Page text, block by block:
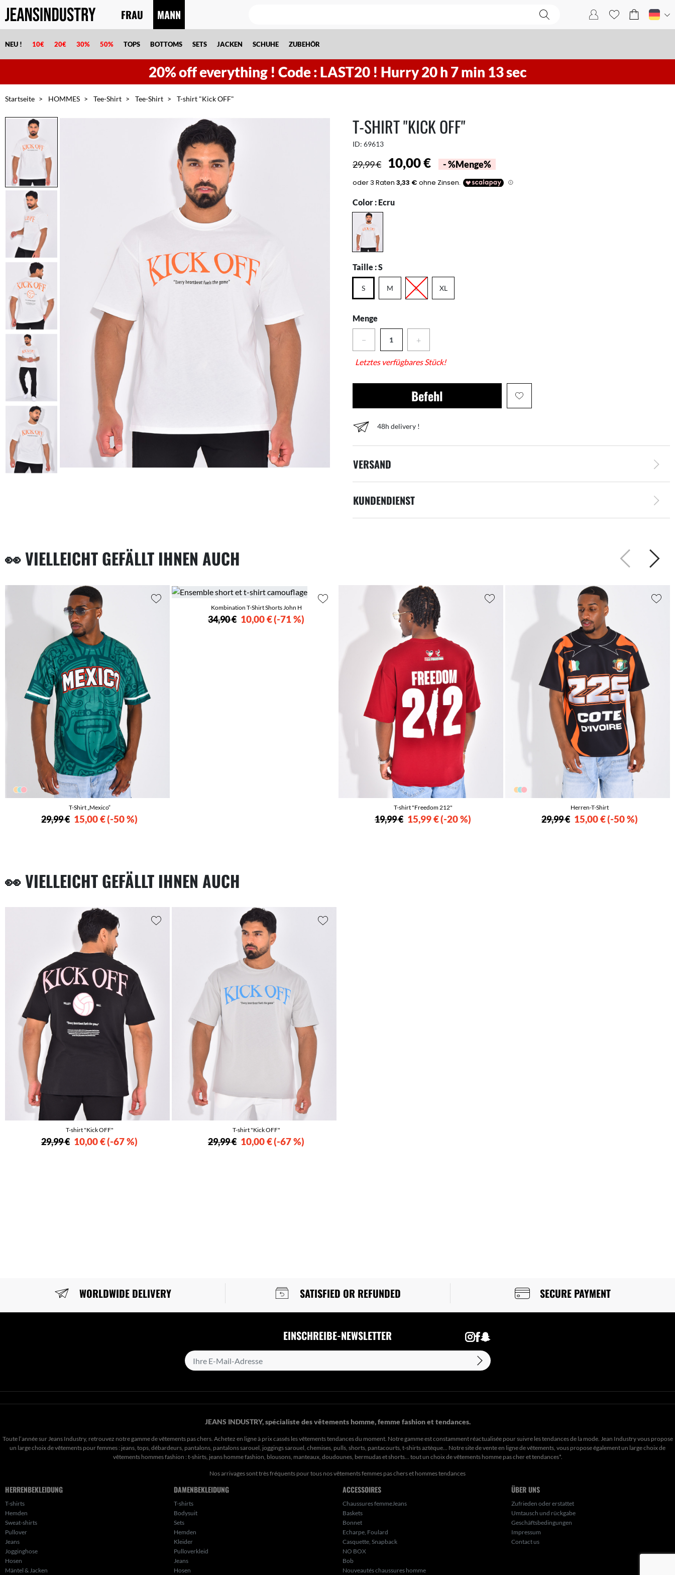
20% off everything ! Code : LAST20 ! Hurry20h 7min 12sec
FRAU MANN
NEU ! 10€ 20€ 30% 50% TOPS BOTTOMS SETS JACKEN SCHUHE ZUBEHÖR
Startseite HOMMES Tee-Shirt Tee-Shirt T-shirt "Kick OFF"
T-SHIRT "KICK OFF"
ID: 69613
29,99 € 10,00 € - %Menge%
Color : Ecru
Taille :S
S M L XL
Menge
− +
Letztes verfügbares Stück!
Befehl
48h delivery !
VERSAND
KUNDENDIENST
👀 VIELLEICHT GEFÄLLT IHNEN AUCH Zurück
T-Shirt „Mexico“
29,99 € 15,00 € -50 %
Kombination T-Shirt Shorts John H
34,90 € 10,00 € -71 %
T-shirt "Freedom 212"
19,99 € 15,99 € -20 %
Herren-T-Shirt
29,99 € 15,00 € -50 %
👀 VIELLEICHT GEFÄLLT IHNEN AUCH
T-shirt "Kick OFF"
29,99 € 10,00 € -67 %
T-shirt "Kick OFF"
29,99 € 10,00 € -67 %
WORLDWIDE DELIVERY SATISFIED OR REFUNDED SECURE PAYMENT
EINSCHREIBE-NEWSLETTER
JEANS INDUSTRY, spécialiste des vêtements homme, femme fashion et tendances.
Toute l’année sur Jeans Industry, retrouvez notre gamme de vêtements pas chers. Achetez en ligne à prix cassés les vêtements tendances du moment. Notre gamme est constamment réactualisée pour suivre les tendances de la mode. Jean Industry vous propose
un large choix de vêtements pour femmes : jeans, tops, débardeurs, pantalons, pantalons sarouel, joggings sarouel, chemises, pulls, shorts, pantacourts, t-shirts aztèque... Notre site de vente en ligne de vêtements, vous propose également un large choix de
vêtements hommes fashion : t-shirts, jeans homme fashion, blousons, manteaux, doudounes, bermudas et shorts… tout un choix devêtements homme pas cher et tendances*.
Nos arrivages sont très fréquents pour tous nosvêtements femmes pas cherset hommes tendances
HERRENBEKLEIDUNG
T-shirts
Hemden
Sweat-shirts
Pullover
Jeans
Jogginghose
Hosen
Mäntel & Jacken
DAMENBEKLEIDUNG
T-shirts
Bodysuit
Sets
Hemden
Kleider
Pulloverkleid
Jeans
Hosen
ACCESSOIRES
Chaussures femmeJeans
Baskets
Bonnet
Echarpe, Foulard
Casquette, Snapback
NO BOX
Bob
Nouveautés chaussures homme
ÜBER UNS
Zufrieden oder erstattet
Umtausch und rückgabe
Geschäftsbedingungen
Impressum
Contact us